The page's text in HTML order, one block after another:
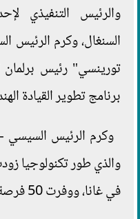
والرئيس التنفيذي
السنغال، وكرم الرئيس
تورينسي" رئيس برلمان
برنامج تطوير القيادة
وكرم الرئيس السيسي
في غانا، ووفرت 50 فرصة عمل لشباب.